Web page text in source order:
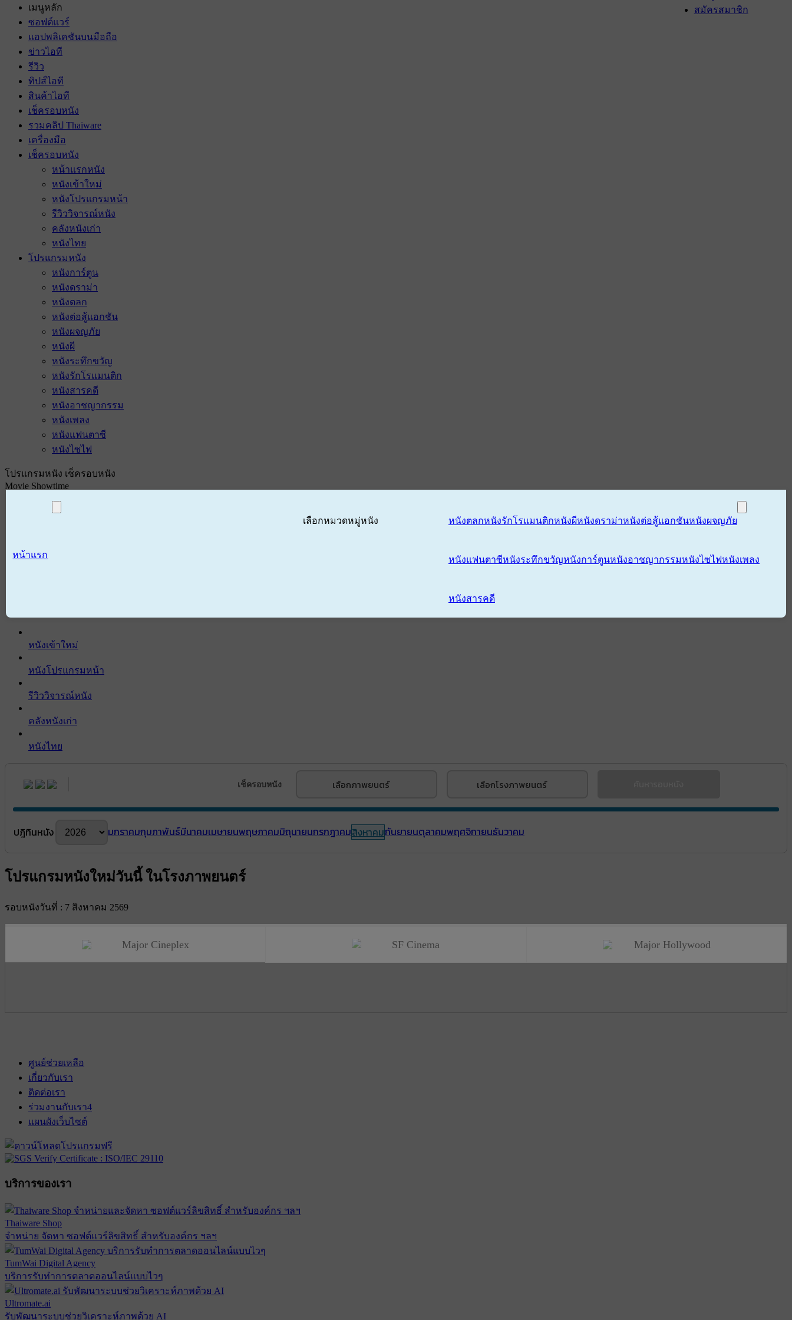
สมัครสมาชิก
เมนูหลัก
ซอฟต์แวร์
แอปพลิเคชันบนมือถือ
ข่าวไอที
รีวิว
ทิปส์ไอที
สินค้าไอที
เช็ครอบหนัง
รวมคลิป Thaiware
เครื่องมือ
เช็ครอบหนัง
หน้าแรกหนัง
หนังเข้าใหม่
หนังโปรแกรมหน้า
รีวิววิจารณ์หนัง
คลังหนังเก่า
หนังไทย
โปรแกรมหนัง
หนังการ์ตูน
หนังดราม่า
หนังตลก
หนังต่อสู้แอกชัน
หนังผจญภัย
หนังผี
หนังระทึกขวัญ
หนังรักโรแมนติก
หนังสารคดี
หนังอาชญากรรม
หนังเพลง
หนังแฟนตาซี
หนังไซไฟ
โปรแกรมหนัง เช็ครอบหนัง
Movie Showtime
หน้าแรก
เลือกหมวดหมู่หนัง หนังตลกหนังรักโรแมนติกหนังผีหนังดราม่าหนังต่อสู้แอกชันหนังผจญภัย
หนังแฟนตาซีหนังระทึกขวัญหนังการ์ตูนหนังอาชญากรรมหนังไซไฟหนังเพลง
หนังสารคดี
หนังเข้าใหม่
หนังโปรแกรมหน้า
รีวิววิจารณ์หนัง
คลังหนังเก่า
หนังไทย
เช็ครอบหนัง เลือกภาพยนตร์ เลือกโรงภาพยนตร์
ปฎิทินหนัง มกราคมกุมภาพันธ์มีนาคมเมษายนพฤษภาคมมิถุนายนกรกฎาคมสิงหาคมกันยายนตุลาคมพฤศจิกายนธันวาคม
โปรแกรมหนังใหม่วันนี้ ในโรงภาพยนตร์
รอบหนังวันที่ : 7 สิงหาคม 2569
Major Cineplex SF Cinema Major Hollywood
ศูนย์ช่วยเหลือ
เกี่ยวกับเรา
ติดต่อเรา
ร่วมงานกับเรา4
แผนผังเว็บไซต์
บริการของเรา
Thaiware Shop
จำหน่าย จัดหา ซอฟต์แวร์ลิขสิทธิ์ สำหรับองค์กร ฯลฯ
TumWai Digital Agency
บริการรับทำการตลาดออนไลน์แบบไวๆ
Ultromate.ai
รับพัฒนาระบบช่วยวิเคราะห์ภาพด้วย AI